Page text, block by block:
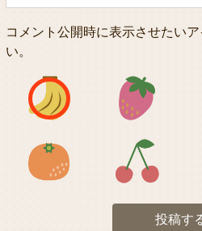
コメント公開時に表示させたい
い。
アイコン1 ア
アイコン5 ア
投稿す